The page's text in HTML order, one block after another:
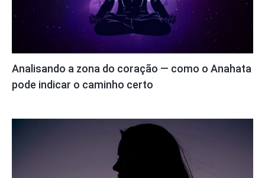
Analisando a zona do coração — como o Anahata
pode indicar o caminho certo